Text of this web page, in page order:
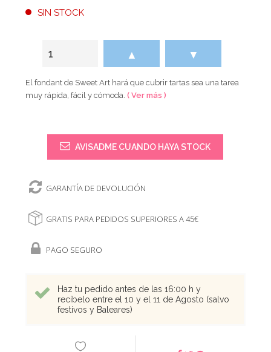
SIN STOCK
▲ ▼
El fondant de Sweet Art hará que cubrir tartas sea una tarea
muy rápida, fácil y cómoda.( Ver más )
AVISADME CUANDO HAYA STOCK
GARANTÍA DE DEVOLUCIÓN
GRATIS PARA PEDIDOS SUPERIORES A 45€
PAGO SEGURO
Haz tu pedido antes de las 16:00 h y
recíbelo entre el 10 y el 11 de Agosto (salvo
festivos y Baleares)